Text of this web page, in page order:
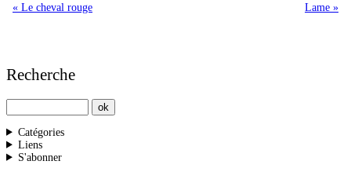
« Le cheval rouge Lame »
Recherche
Catégories
Liens
S'abonner